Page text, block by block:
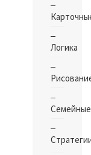
Логика
Семейные